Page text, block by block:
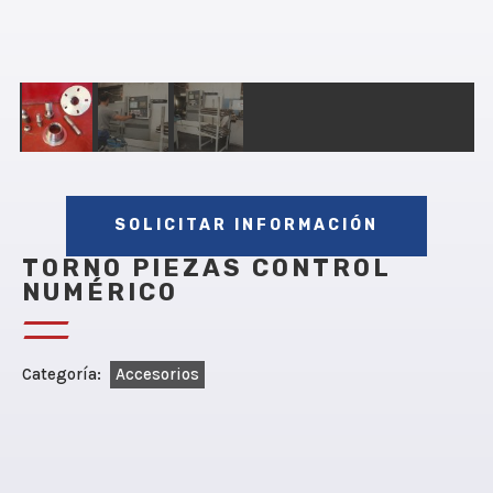
SOLICITAR INFORMACIÓN
TORNO PIEZAS CONTROL
NUMÉRICO
Categoría: Accesorios